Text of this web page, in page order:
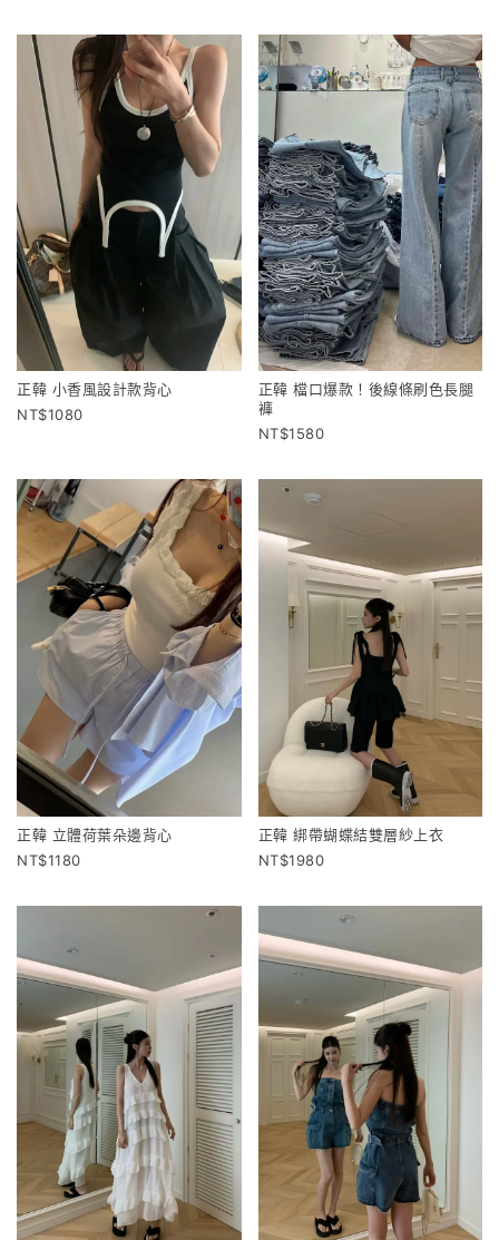
正韓 小香風設計款背心
1080
正韓 檔口爆款！後線條刷色長腿
褲
1580
正韓 立體荷葉朵邊背心
1180
正韓 綁帶蝴蝶結雙層紗上衣
1980